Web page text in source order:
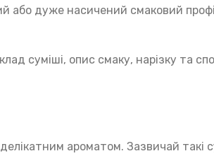
або дуже насичений смаковий
суміші, опис смаку, нарізку та
ароматом. Зазвичай такі